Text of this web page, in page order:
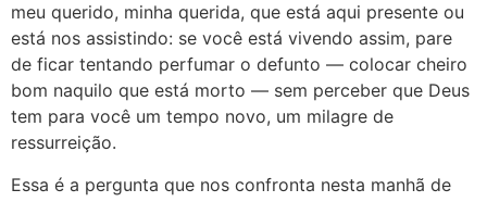
meu querido, minha querida, que está aqui presente ou
está nos assistindo: se você está vivendo assim, pare
de ficar tentando perfumar o defunto — colocar cheiro
bom naquilo que está morto — sem perceber que Deus
tem para você um tempo novo, um milagre de
ressurreição.
Essa é a pergunta que nos confronta nesta manhã de